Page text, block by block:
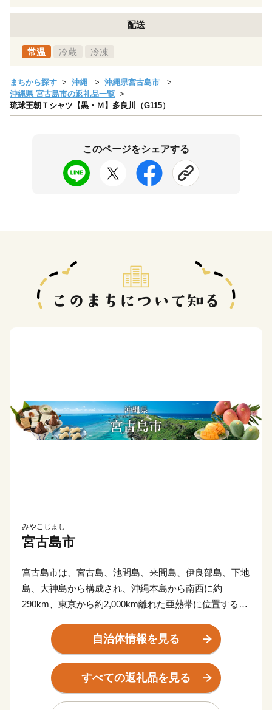
配送
常温 冷蔵 冷凍
まちから探す 沖縄
沖縄県宮古島市
沖縄県 宮古島市の返礼品一覧
琉球王朝Ｔシャツ【黒・Ｍ】多良川（G115）
このページをシェアする
みやこじまし
宮古島市
宮古島市は、宮古島、池間島、来間島、伊良部島、下地
島、大神島から構成され、沖縄本島から南西に約
290km、東京から約2,000km離れた亜熱帯に位置する温
面積は東京都 (2,194平方km)の約10分の１にあたる約
200平方km、約55,000人がくらしています。
島全体はおおむね平坦で大きな河川もないことから、海
への土砂流出が少ない環境にあります。
自治体情報を見る
すべての返礼品を見る